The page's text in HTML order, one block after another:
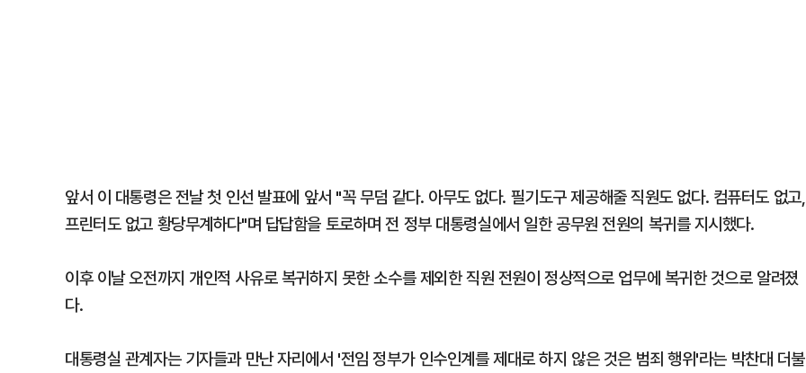
앞서 이 대통령은 전날 첫 인선 발표에 앞서 "꼭 무덤 같다. 아무도 없다. 필기도구 제공해줄 직원도 없다. 컴퓨터도 없고,
프린터도 없고 황당무계하다"며 답답함을 토로하며 전 정부 대통령실에서 일한 공무원 전원의 복귀를 지시했다.
이후 이날 오전까지 개인적 사유로 복귀하지 못한 소수를 제외한 직원 전원이 정상적으로 업무에 복귀한 것으로 알려졌
다.
대통령실 관계자는 기자들과 만난 자리에서 '전임 정부가 인수인계를 제대로 하지 않은 것은 범죄 행위'라는 박찬대 더불